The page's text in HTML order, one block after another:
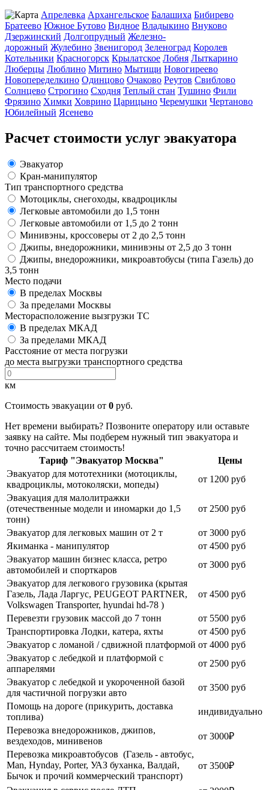
Апрелевка Архангельское Балашиха Бибирево
Братеево Южное Бутово Видное Владыкино Внуково
Дзержинский Долгопрудный Железно-
дорожный Жулебино Звенигород Зеленоград Королев
Котельники Красногорск Крылатское Лобня Лыткарино
Люберцы Люблино Митино Мытищи Новогиреево
Новопеределкино Одинцово Очаково Реутов Свиблово
Солнцево Строгино Сходня Теплый стан Тушино Фили
Фрязино Химки Ховрино Царицыно Черемушки Чертаново
Юбилейный Ясенево
Расчет стоимости услуг эвакуатора
Эвакуатор
Кран-манипулятор
Тип транспортного средства
Мотоциклы, снегоходы, квадроциклы
Легковые автомобили до 1,5 тонн
Легковые автомобили от 1,5 до 2 тонн
Минивэны, кроссоверы от 2 до 2,5 тонн
Джипы, внедорожники, минивэны от 2,5 до 3 тонн
Джипы, внедорожники, микроавтобусы (типа Газель) до
3,5 тонн
Место подачи
В пределах Москвы
За пределами Москвы
Месторасположение вызгрузки ТС
В пределах МКАД
За пределами МКАД
Расстояние от места погрузки
до места выгрузки транспортного средства
км
Стоимость эвакуации от 0 руб.
Нет времени выбирать? Позвоните оператору или оставьте
заявку на сайте. Мы подберем нужный тип эвакуатора и
точно рассчитаем стоимость!
Тариф "Эвакуатор Москва"
Цены
Эвакуатор для мототехники (мотоциклы,
квадроциклы, мотоколяски, мопеды)
от 1200 руб
Эвакуация для малолитражки
(отечественные модели и иномарки до 1,5
тонн)
от 2500 руб
Эвакуатор для легковых машин от 2 т
от 3000 руб
Якиманка - манипулятор
от 4500 руб
Эвакуатор машин бизнес класса, ретро
автомобилей и спорткаров
от 3000 руб
Эвакуатор для легкового грузовика (крытая
Газель, Лада Ларгус, PEUGEOT PARTNER,
Volkswagen Transporter, hyundai hd-78 )
от 4500 руб
Перевезти грузовик массой до 7 тонн
от 5500 руб
Транспортировка Лодки, катера, яхты
от 4500 руб
Эвакуатор c ломаной / сдвижной платформой от 4000 руб
Эвакуатор с лебедкой и платформой с
аппарелями
от 2500 руб
Эвакуатор с лебедкой и укороченной базой
для частичной погрузки авто
от 3500 руб
Помощь на дороге (прикурить, доставка
топлива)
индивидуально
Перевозка внедорожников, джипов,
вездеходов, минивенов
от 3000₽
Перевозка микроавтобусов (Газель - автобус,
Man, Hynday, Porter, УАЗ буханка, Валдай,
Бычок и прочий коммерческий транспорт)
от 3500₽